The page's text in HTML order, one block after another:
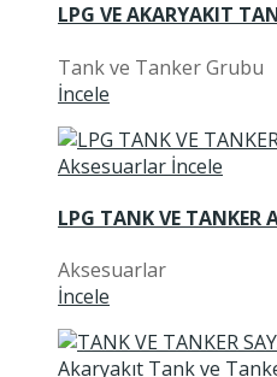
LPG VE AKARYAKIT
Tank ve Tanker Grubu
İncele
LPG TANK VE TANKER
Aksesuarlar
İncele